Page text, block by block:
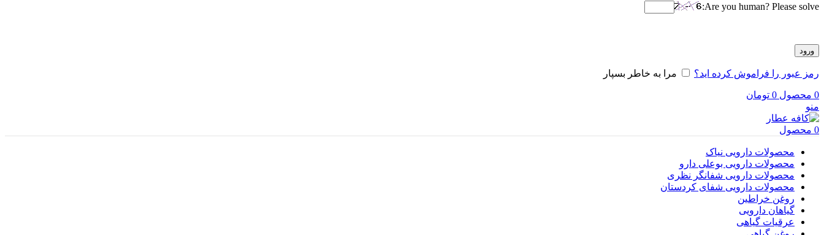
Are you human? Please solve:
ورود
رمز عبور را فراموش کرده اید؟ مرا به خاطر بسپار
0 محصول 0 تومان
منو
0 محصول
محصولات دارویی نیاک
محصولات دارویی بوعلی دارو
محصولات دارویی شفانگر نظری
محصولات دارویی شفای کردستان
روغن خراطین
گیاهان دارویی
عرقیات گیاهی